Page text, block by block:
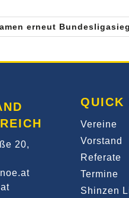
erneut
20,
QUICK
Vereine
Vorstand
Referate
Termine
Shinzen